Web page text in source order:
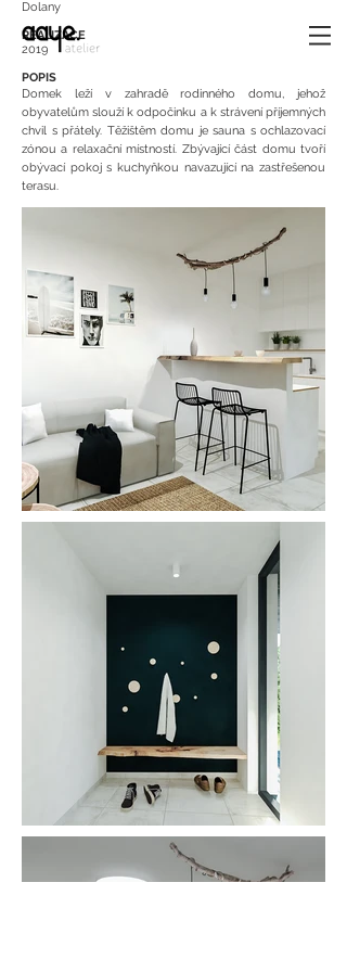
Dolany
REALIZACE
2019
POPIS
Domek leží v zahradě rodinného domu, jehož
obyvatelům slouží k odpočinku a k strávení příjemných
chvil s přátely. Těžištěm domu je sauna s ochlazovací
zónou a relaxační místností. Zbývající část domu tvoří
obývací pokoj s kuchyňkou navazující na zastřešenou
terasu.